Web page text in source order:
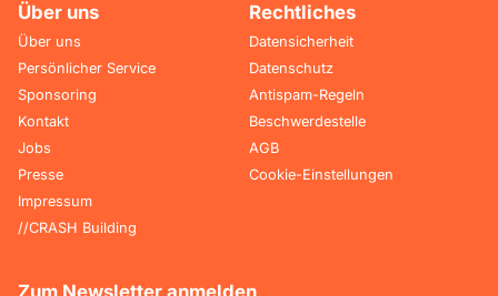
Über uns
Über uns
Persönlicher Service
Sponsoring
Kontakt
Jobs
Presse
Impressum
//CRASH Building
Rechtliches
Datensicherheit
Datenschutz
Antispam-Regeln
Beschwerdestelle
AGB
Cookie-Einstellungen
Zum Newsletter anmelden